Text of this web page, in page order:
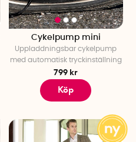
Cykelpump mini
Uppladdningsbar cykelpump
med automatisk tryckinställning
799 kr
Köp